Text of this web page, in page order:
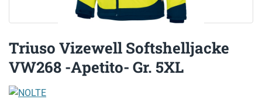
Triuso Vizewell Softshelljacke
VW268 -Apetito- Gr. 5XL
NOLTE